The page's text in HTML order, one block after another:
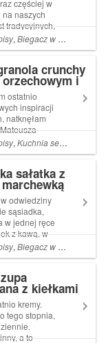
częściej w
naszych
tradycyjnych,
się te
zdrowe i
zjedzeniu
,Biegacz w kuchni
crunchy
orzechowym i
ostatnio
inspiracji
natknęłam
który od
w
mowa była o
ale ...
,Kuchnia semiwegetariańska
sałatka z
odwiedziny
sąsiadka,
w jednej ręce
z kawą, w
łyżkę, którą
chwyciła
leżała na
,Biegacz w kuchni
z kiełkami
kremy.
tego stopnia,
a to